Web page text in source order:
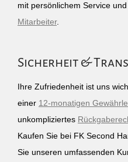
mit persönlichem Service
Mitarbeiter.
Sicherheit &
Ihre Zufriedenheit ist uns
einer 12-monatigen
unkompliziertes
Kaufen Sie bei FK Second
Sie unseren umfassenden